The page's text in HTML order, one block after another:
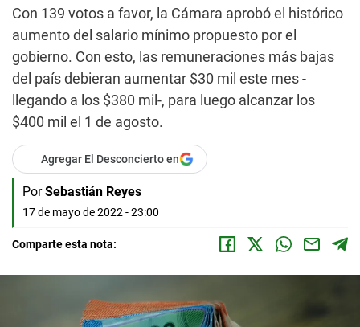
Con 139 votos a favor, la Cámara aprobó el histórico
aumento del salario mínimo propuesto por el
gobierno. Con esto, las remuneraciones más bajas
del país debieran aumentar $30 mil este mes -
llegando a los $380 mil-, para luego alcanzar los
$400 mil el 1 de agosto.
Agregar El Desconcierto en
Por Sebastián Reyes
17 de mayo de 2022 - 23:00
Comparte esta nota: